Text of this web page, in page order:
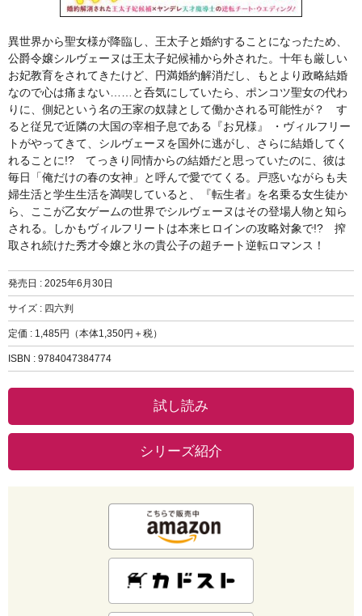
異世界から聖女様が降臨し、王太子と婚約することになったため、
公爵令嬢シルヴェーヌは王太子妃候補から外された。十年も厳しい
お妃教育をされてきたけど、円満婚約解消だし、もとより政略結婚
なので心は痛まない……と呑気にしていたら、ポンコツ聖女の代わ
りに、側妃という名の王家の奴隷として働かされる可能性が？ す
ると従兄で近隣の大国の宰相子息である『お兄様』 ・ヴィルフリー
トがやってきて、シルヴェーヌを国外に逃がし、さらに結婚してく
れることに!? てっきり同情からの結婚だと思っていたのに、彼は
毎日「俺だけの春の女神」と呼んで愛でてくる。戸惑いながらも夫
婦生活と学生生活を満喫していると、『転生者』を名乗る女生徒か
ら、ここが乙女ゲームの世界でシルヴェーヌはその登場人物と知ら
される。しかもヴィルフリートは本来ヒロインの攻略対象で!? 搾
取され続けた秀才令嬢と氷の貴公子の超チート逆転ロマンス！
発売日 : 2025年6月30日
サイズ : 四六判
定価 : 1,485円（本体1,350円＋税）
ISBN : 9784047384774
試し読み
シリーズ紹介